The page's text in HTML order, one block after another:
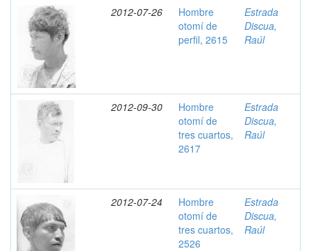
2012-07-26
Hombre
otomí de
perfil, 2615
Estrada
Discua,
Raúl
2012-09-30
Hombre
otomí de
tres cuartos,
2617
Estrada
Discua,
Raúl
2012-07-24
Hombre
otomí de
tres cuartos,
2526
Estrada
Discua,
Raúl